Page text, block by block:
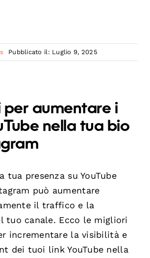
Pubblicato il: Luglio 9, 2025
aumentare i
nella tua bio
tua presenza su YouTube
può aumentare
il traffico e la
tuo canale. Ecco le migliori
incrementare la visibilità e
dei tuoi link YouTube nella